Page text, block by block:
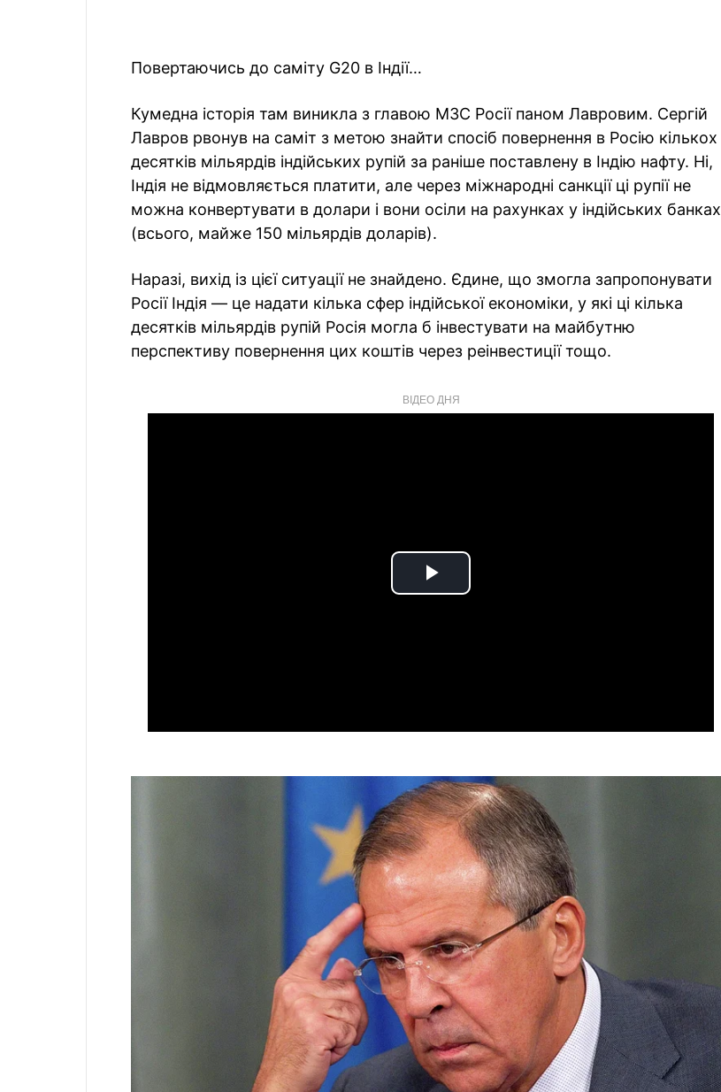
Повертаючись до саміту G20 в Індії…
Кумедна історія там виникла з главою МЗС Росії паном Лавровим. Сергій
Лавров рвонув на саміт з метою знайти спосіб повернення в Росію кількox
десятків мільярдів індійських рупій за раніше поставлену в Індію нафту. Ні,
Індія не відмовляється платити, але через міжнародні санкції ці рупії не
можна конвертувати в долари і вони осіли на рахунках у індійських банках
(всього, майже 150 мільярдів доларів).
Наразі, вихід із цієї ситуації не знайдено. Єдине, що змогла запропонувати
Росії Індія — це надати кілька сфер індійської економіки, у які ці кілька
десятків мільярдів рупій Росія могла б інвестувати на майбутню
перспективу повернення цих коштів через реінвестиції тощо.
ВІДЕО ДНЯ
Play